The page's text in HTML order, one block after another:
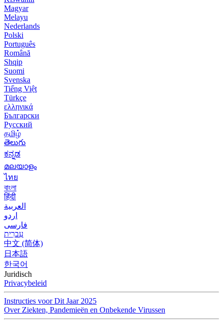
Magyar
Melayu
Nederlands
Polski
Português
Română
Shqip
Suomi
Svenska
Tiếng Việt
Türkçe
ελληνικά
Български
Русский
தமிழ்
తెలుగు
ಕನ್ನಡ
മലയാളം
ไทย
বাংলা
हिंदी
العربية
اردو
فارسی
עִברִית
中文 (简体)
日本語
한국어
Juridisch
Privacybeleid
Instructies voor Dit Jaar 2025
Over Ziekten, Pandemieën en Onbekende Virussen